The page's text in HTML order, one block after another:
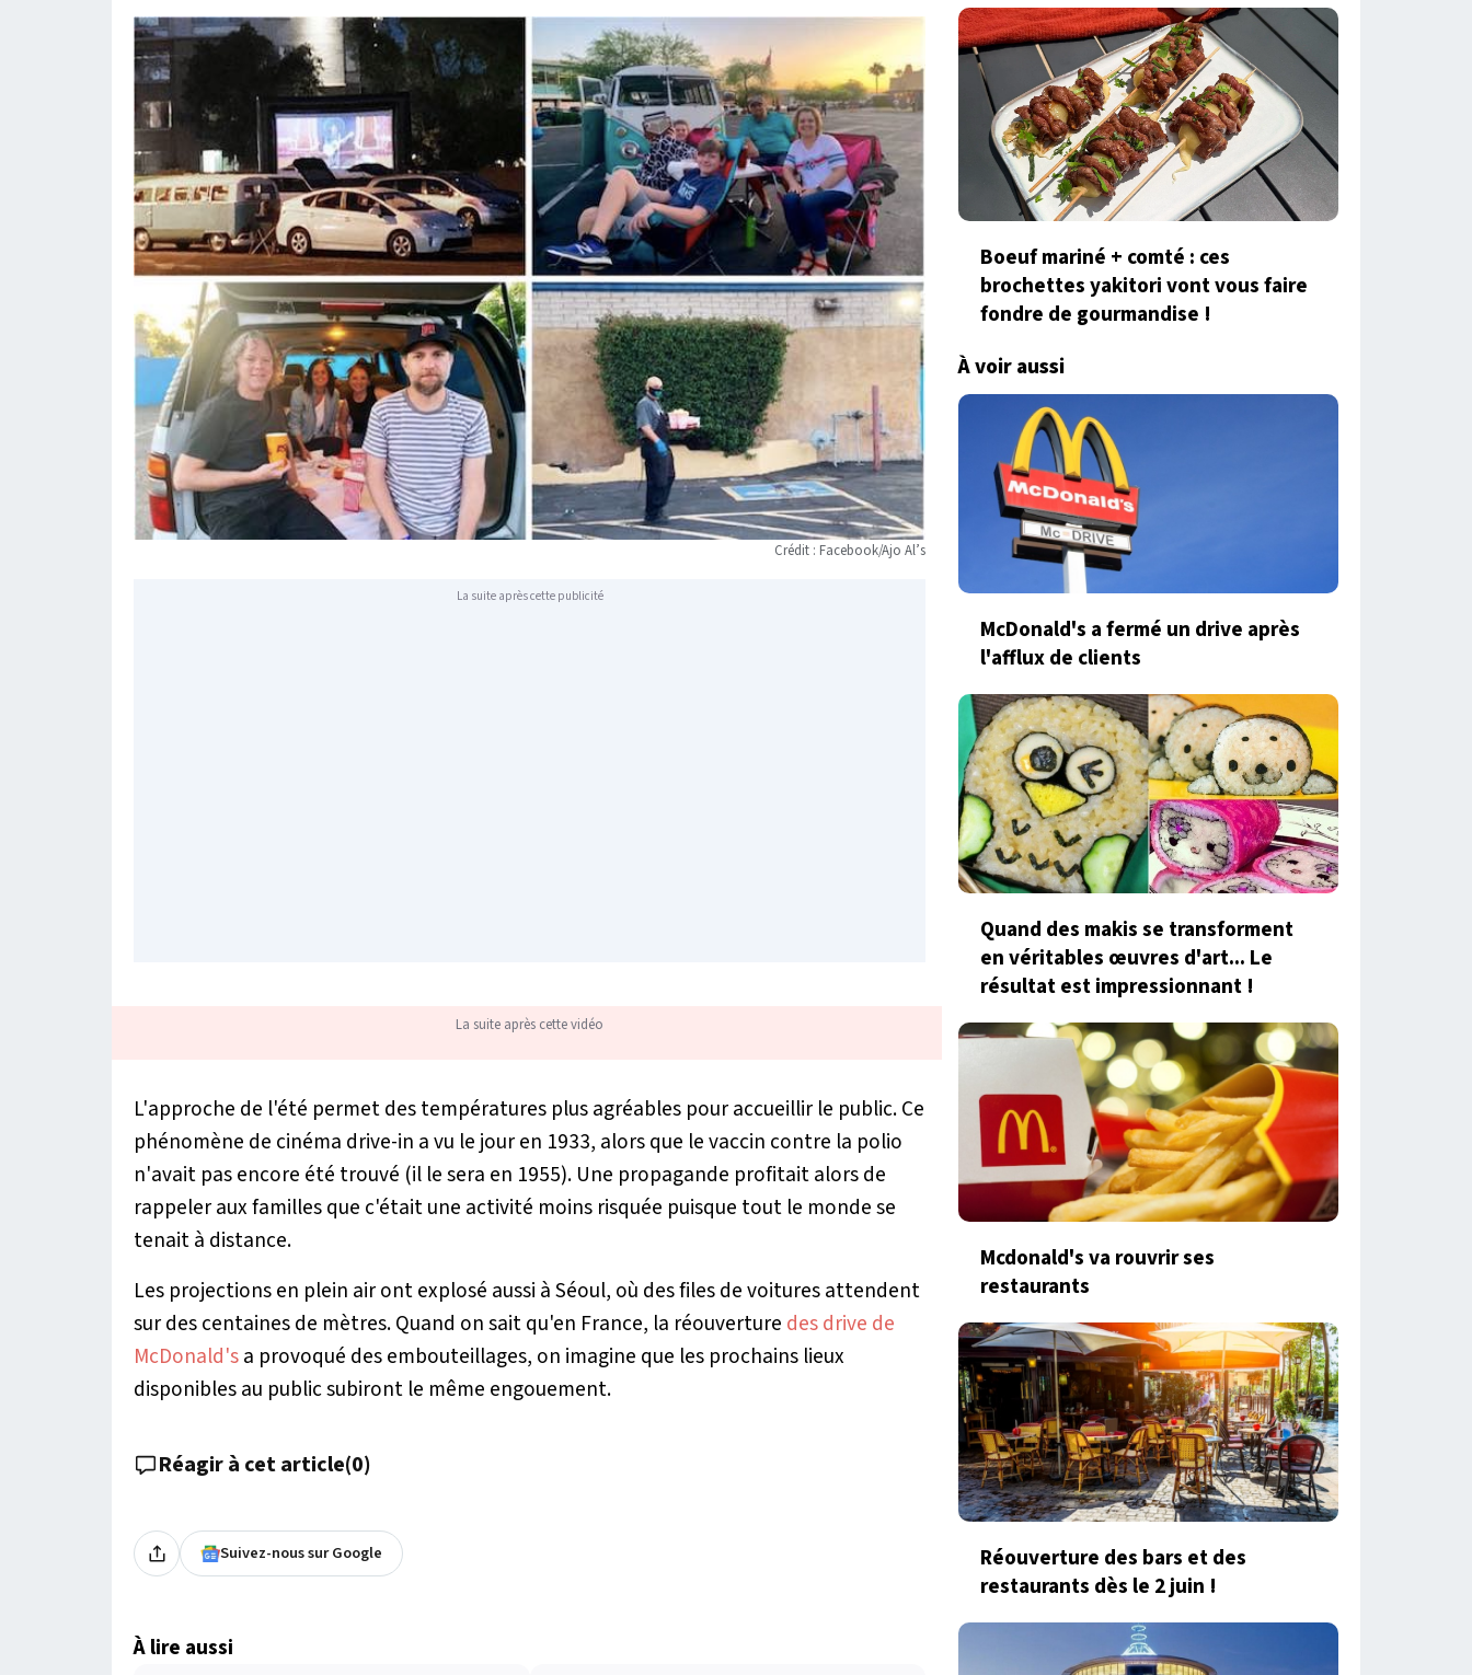
Crédit : Facebook/Ajo Al’s
La suite après cette publicité
La suite après cette vidéo
L'approche de l'été permet des températures plus agréables pour accueillir le public. Ce
phénomène de cinéma drive-in a vu le jour en 1933, alors que le vaccin contre la polio
n'avait pas encore été trouvé (il le sera en 1955). Une propagande profitait alors de
rappeler aux familles que c'était une activité moins risquée puisque tout le monde se
tenait à distance.
Les projections en plein air ont explosé aussi à Séoul, où des files de voitures attendent
sur des centaines de mètres. Quand on sait qu'en France, la réouverture des drive de
McDonald'sa provoqué des embouteillages, on imagine que les prochains lieux
disponibles au public subiront le même engouement.
Réagir à cet article(0)
Suivez-nous sur Google
À lire aussi
Boeuf mariné + comté : ces
brochettes yakitori vont vous faire
fondre de gourmandise !
À voir aussi
McDonald's a fermé un drive après
l'afflux de clients
Quand des makis se transforment
en véritables œuvres d'art... Le
résultat est impressionnant !
Mcdonald's va rouvrir ses
restaurants
Réouverture des bars et des
restaurants dès le 2 juin !